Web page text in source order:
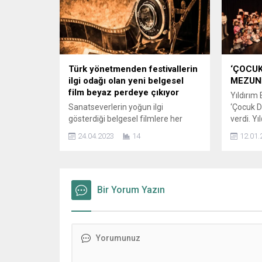
yaygınlaşmasına değerli katkılar
sağlayan Füruzan’ı sonsuzluğa
uğurlamanın hüznü içindeyiz” dedi.
Edebiyat...
olmak
faaliyet
Türk yönetmenden festivallerin
ilgi odağı olan yeni belgesel
film beyaz perdeye çıkıyor
Sanatseverlerin yoğun ilgi
gösterdiği belgesel filmlere her
Uluslararası ödül ve seçkilerle adını
dikkatleri şimdiden üzerine çekti.
Miami’de yaşayan başarılı
müzisyen Ali Ceyhun Kartalsuna’nın
günümüz müzik endüstrisine dair...
24.04.2023 14
‘Çocuk
verdi.
Çocuk
Hüseyin
Bir Yorum Yazın